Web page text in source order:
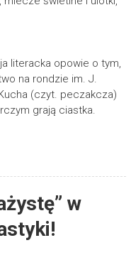
literacka opowie o tym,
na rondzie im. J.
(czyt. peczakcza)
grają ciastka.
w